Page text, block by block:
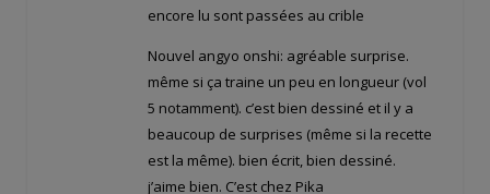
encore lu sont passées au crible
Nouvel angyo onshi: agréable surprise.
même si ça traine un peu en longueur (vol
5 notamment). c’est bien dessiné et il y a
beaucoup de surprises (même si la recette
est la même). bien écrit, bien dessiné.
j’aime bien. C’est chez Pika